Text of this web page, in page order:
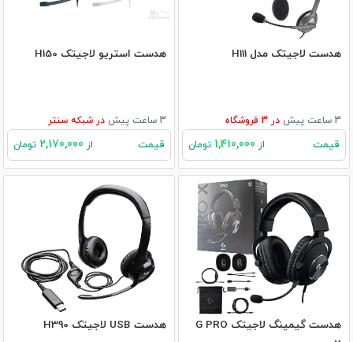
هدست لاجیتک مدل H111
3 ساعت پیش در فروشگاه
قیمت از تومان
هدست استریو لاجیتک H150
3 ساعت پیش در شبکه سنتر
قیمت از تومان
هدست گیمینگ لاجیتک G PRO
هدست USB لاجیتک H390